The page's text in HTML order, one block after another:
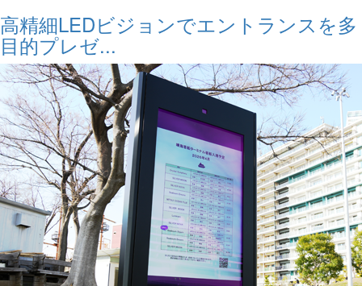
高精細LEDビジョンでエントランスを多
目的プレゼ...